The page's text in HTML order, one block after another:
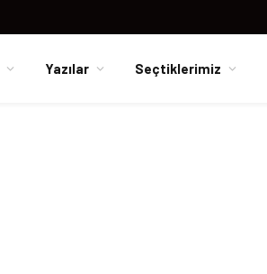
Yazılar Seçtiklerimiz